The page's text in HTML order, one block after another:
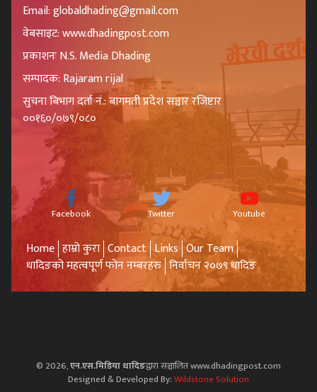
Email: globaldhading@gmail.com
वेबसाइट: www.dhadingpost.com
प्रकाशनः N.S. Media Dhading
सम्पादक: Rajaram rijal
सुचना बिभाग दर्ता नं.: बागमती प्रदेश सञ्चार रजिष्टार
००१६०/०७९/०८०
Facebook Twitter Youtube
Home हाम्रो कुरा Contact Links Our Team
धादिङको महत्वपूर्ण फोन नम्बरहरु निर्वाचन २०७९ धादिङ
© 2026,एन.एस.मिडिया धादिङद्वारा सञ्चालित www.dhadingpost.com
Designed & Developed By:Wildstone Solution